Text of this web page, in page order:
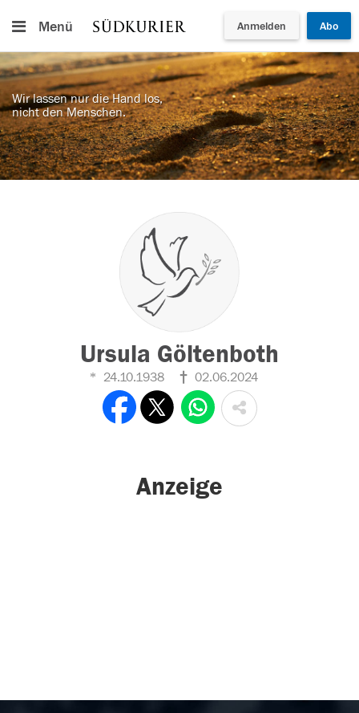
Menü Anmelden Abo
Wir lassen nur die Hand los,
nicht den Menschen.
Ursula Göltenboth
24.10.1938 02.06.2024
Anzeige